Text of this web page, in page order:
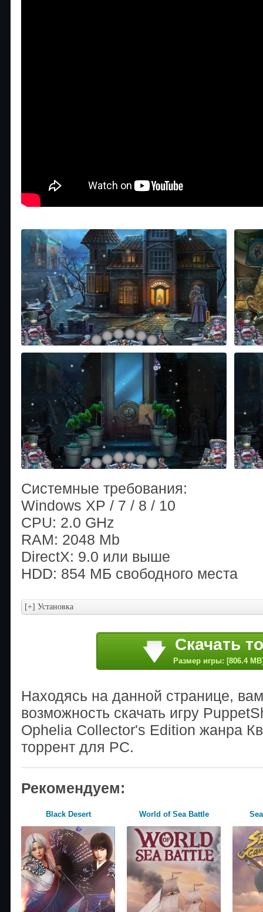
Системные требования:
Windows XP / 7 / 8 / 10
CPU: 2.0 GHz
RAM: 2048 Mb
DirectX: 9.0 или выше
HDD: 854 МБ свободного места
Скачать
Размер игры: [806.4
Находясь на данной странице,
возможность скачать игру
Ophelia Collector's Edition жанра
торрент для PC.
Рекомендуем:
Black Desert World of Sea Battle